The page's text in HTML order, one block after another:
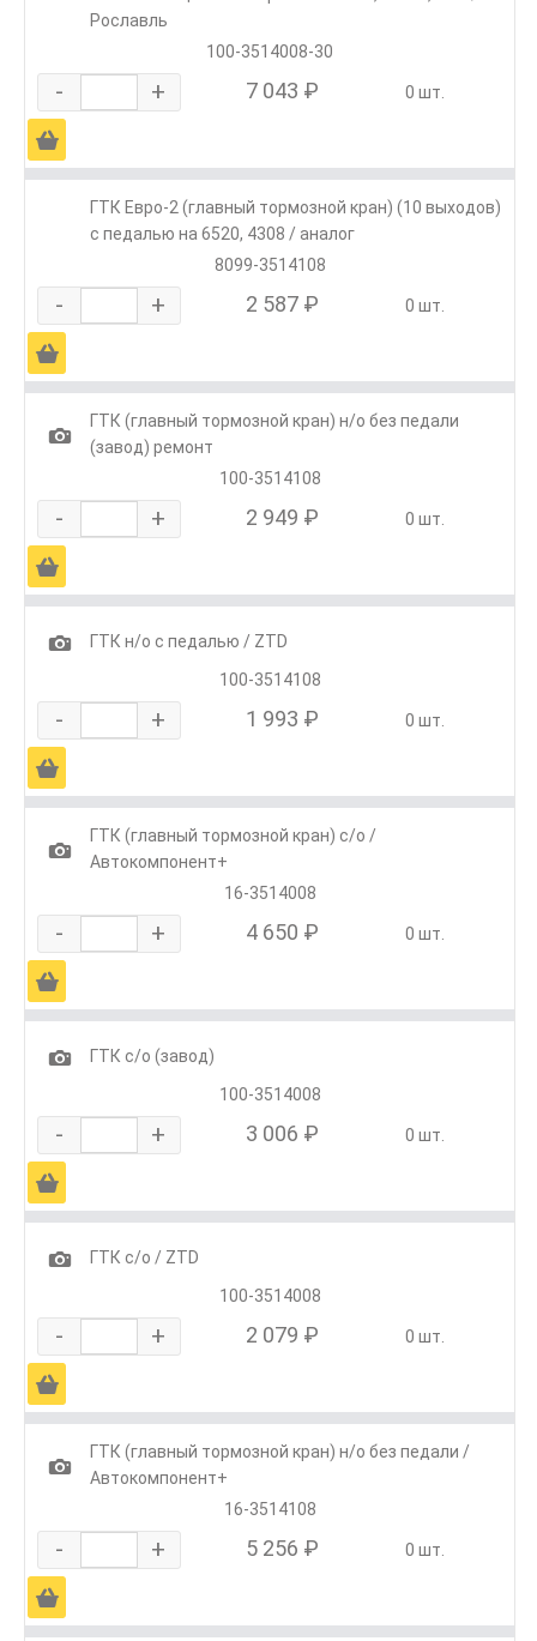
Рославль
100-3514008-30
- + 7 043 ₽ 0 шт.
Ä
ГТК Евро-2 (главный тормозной кран) (10 выходов)
с педалью на 6520, 4308 / аналог
8099-3514108
- + 2 587 ₽ 0 шт.
Ä
1
ГТК (главный тормозной кран) н/о без педали
(завод) ремонт
100-3514108
- + 2 949 ₽ 0 шт.
Ä
1
ГТК н/о с педалью / ZTD
100-3514108
- + 1 993 ₽ 0 шт.
Ä
1
ГТК (главный тормозной кран) с/о /
Автокомпонент+
16-3514008
- + 4 650 ₽ 0 шт.
Ä
1
ГТК с/о (завод)
100-3514008
- + 3 006 ₽ 0 шт.
Ä
1
ГТК с/о / ZTD
100-3514008
- + 2 079 ₽ 0 шт.
Ä
1
ГТК (главный тормозной кран) н/о без педали /
Автокомпонент+
16-3514108
- + 5 256 ₽ 0 шт.
Ä